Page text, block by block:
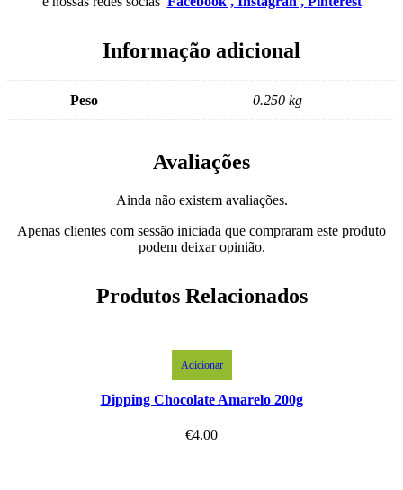
Informação adicional
Peso 0.250 kg
Avaliações
Ainda não existem avaliações.
Apenas clientes com sessão iniciada que compraram este produto
podem deixar opinião.
Produtos Relacionados
Adicionar
Dipping Chocolate Amarelo 200g
€4.00